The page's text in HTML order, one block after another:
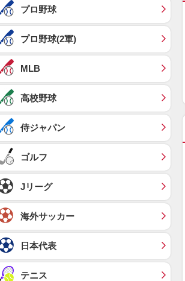
プロ野球
プロ野球(2軍)
MLB
高校野球
侍ジャパン
ゴルフ
Jリーグ
海外サッカー
日本代表
テニス